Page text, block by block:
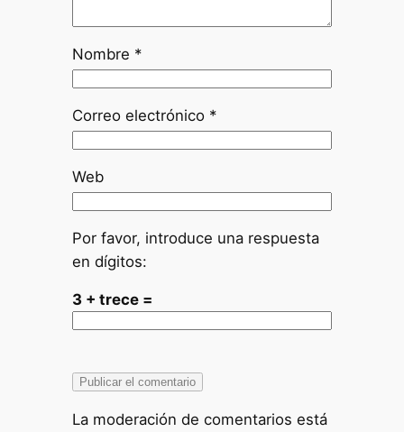
Nombre *
Correo electrónico *
Web
Por favor, introduce una respuesta
en dígitos:
3 + trece =
La moderación de comentarios está